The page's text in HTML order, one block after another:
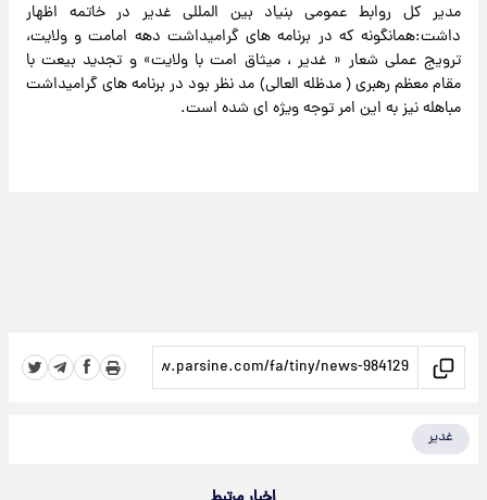
مدیر کل روابط عمومی بنیاد بین المللی غدیر در خاتمه اظهار
داشت:همانگونه که در برنامه های گرامیداشت دهه امامت و ولایت،
ترویج عملی شعار « غدیر ، میثاق امت با ولایت» و تجدید بیعت با
مقام معظم رهبری ( مدظله العالی) مد نظر بود در برنامه های گرامیداشت
مباهله نیز به این امر توجه ویژه ای شده است.
غدیر